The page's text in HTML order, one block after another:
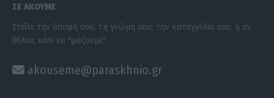
ΣΕ ΑΚΟΥΜΕ
Στείλε την άποψή σου, τη γνώμη σου, την καταγγελία σου, ή αν
θέλεις κάτι να "ψάξουμε".
akouseme@paraskhnio.gr